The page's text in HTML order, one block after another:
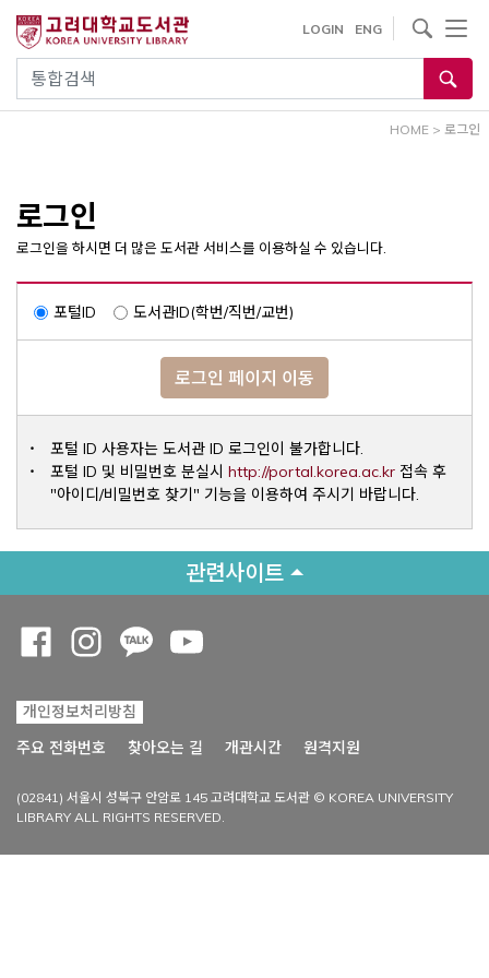
건
통합검색
LOGIN ENG
사이트내 검색
HOME > 로그인
로그인
로그인을 하시면 더 많은 도서관 서비스를 이용하실 수 있습니다.
포털ID 도서관ID(학번/직번/교번)
로그인 페이지 이동
포털 ID 사용자는 도서관 ID 로그인이 불가합니다.
포털 ID 및 비밀번호 분실시 http://portal.korea.ac.krOpens a
접속 후
"아이디/비밀번호 찾기" 기능을 이용하여 주시기 바랍니다.
관련사이트
개인정보처리방침
주요 전화번호
찾아오는 길 개관시간 원격지원
(02841) 서울시 성북구 안암로 145 고려대학교 도서관 © KOREA UNIVERSITY
LIBRARY ALL RIGHTS RESERVED.
Opens a new window
Opens a new window
Opens a new window